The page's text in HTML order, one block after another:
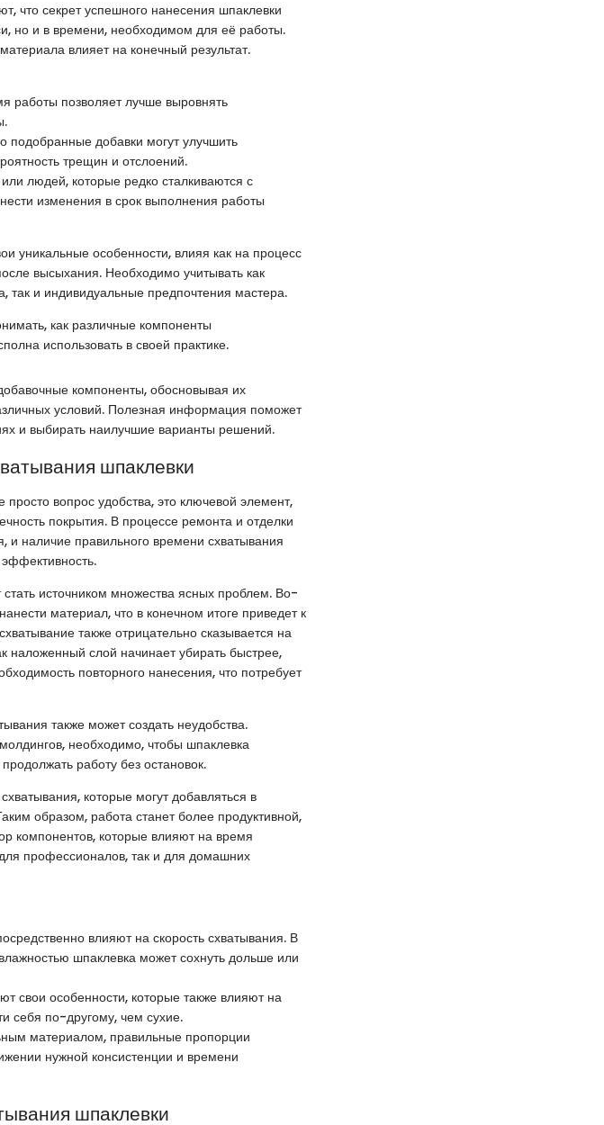
что секрет успешного нанесения шпаклевки
но и в времени, необходимом для её работы.
влияет на конечный результат.
работы позволяет лучше выровнять
подобранные добавки могут улучшить
трещин и отслоений.
людей, которые редко сталкиваются с
изменения в срок выполнения работы
уникальные особенности, влияя как на процесс
высыхания. Необходимо учитывать как
так и индивидуальные предпочтения мастера.
как различные компоненты
использовать в своей практике.
компоненты, обосновывая их
условий. Полезная информация поможет
и выбирать наилучшие варианты решений.
шпаклевки
вопрос удобства, это ключевой элемент,
покрытия. В процессе ремонта и отделки
наличие правильного времени схватывания
источником множества ясных проблем. Во-
материал, что в конечном итоге приведет к
также отрицательно сказывается на
наложенный слой начинает убирать быстрее,
повторного нанесения, что потребует
также может создать неудобства.
необходимо, чтобы шпаклевка
работу без остановок.
которые могут добавляться в
образом, работа станет более продуктивной,
компонентов, которые влияют на время
профессионалов, так и для домашних
влияют на скорость схватывания. В
шпаклевка может сохнуть дольше или
свои особенности, которые также влияют на
себя по-другому, чем сухие.
материалом, правильные пропорции
нужной консистенции и времени
шпаклевки